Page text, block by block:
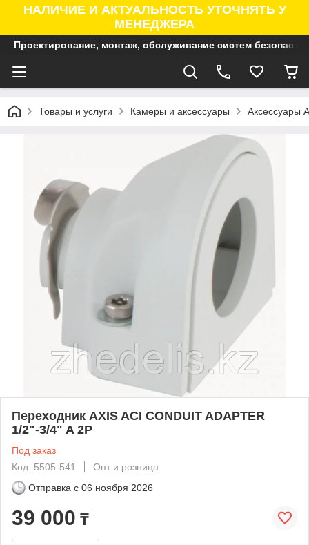
НАЛИЧИЕ И АКТУАЛЬНОСТЬ УТОЧНЯТЬ У
МЕНЕДЖЕРА
Проектирование, монтаж, обслуживание систем
Товары и услуги Камеры и аксессуары Аксессуары
Переходник AXIS ACI CONDUIT ADAPTER
1/2"-3/4" A 2P
Под заказ
Код: 5505-541
Опт и розница
Отправка с 06 ноября 2026
39 000 ₸